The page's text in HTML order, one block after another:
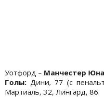
Уотфорд – Манчестер
Голы: Дини, 77 (с
Мартиаль, 32, Лингард, 86.